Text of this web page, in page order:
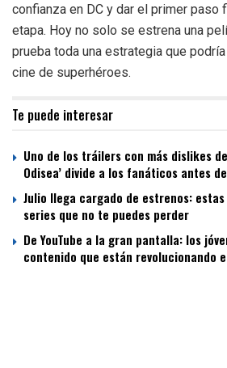
confianza en DC y dar el primer paso
etapa. Hoy no solo se estrena una
prueba toda una estrategia que
cine de superhéroes.
Te puede interesar
Uno de los tráilers con más dislikes
Odisea’ divide a los fanáticos antes
Julio llega cargado de estrenos:
series que no te puedes perder
De YouTube a la gran pantalla: los
contenido que están revolucionando